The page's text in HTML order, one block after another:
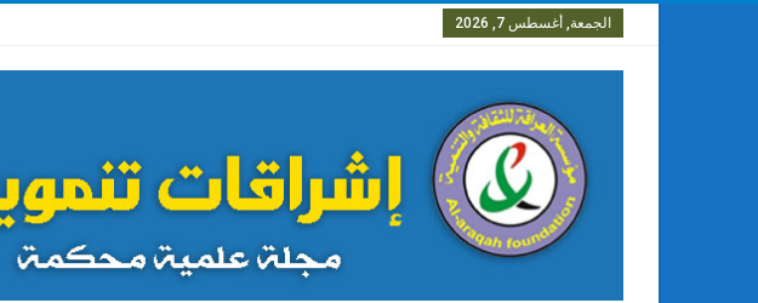
الجمعة, أغسطس 7, 2026